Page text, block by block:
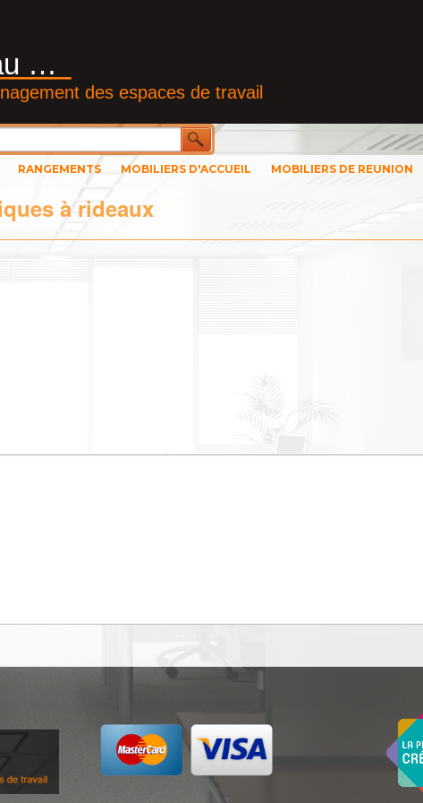
…
des espaces de travail
RANGEMENTS MOBILIERS D'ACCUEIL MOBILIERS DE REUNION
à rideaux